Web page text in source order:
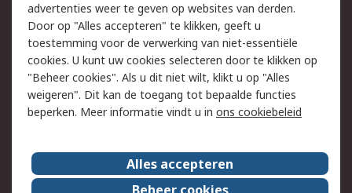
Wettelijk
Cookiebeleid
Email veiligheid
Privacybeleid
Websitevoorwaarden
Algemene
verkoopvoorwaarden
Over RS
RS Group Over ons
advertenties weer te geven op websites van derden.
Door op "Alles accepteren" te klikken, geeft u
toestemming voor de verwerking van niet-essentiële
cookies. U kunt uw cookies selecteren door te klikken op
"Beheer cookies". Als u dit niet wilt, klikt u op "Alles
weigeren". Dit kan de toegang tot bepaalde functies
beperken. Meer informatie vindt u in ons cookiebeleid
Alles accepteren